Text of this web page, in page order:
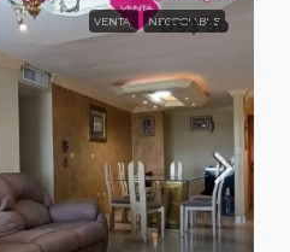
VENTA NEGOCIABLE
US$ 50